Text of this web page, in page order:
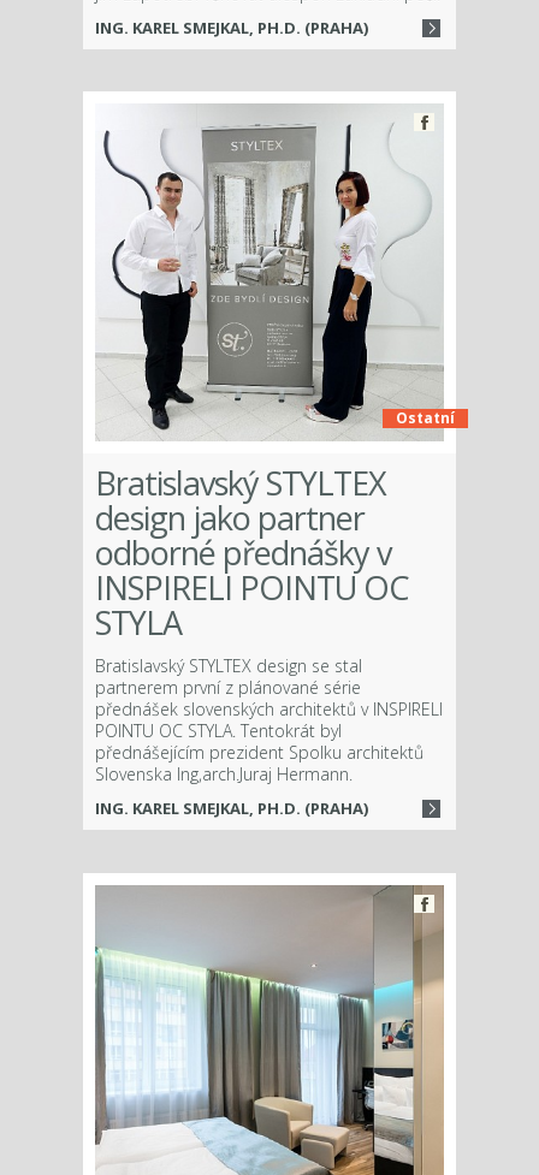
ING. KAREL SMEJKAL, PH.D. (PRAHA)
Ostatní
Bratislavský STYLTEX
design jako partner
odborné přednášky v
INSPIRELI POINTU OC
STYLA
Bratislavský STYLTEX design se stal
partnerem první z plánované série
přednášek slovenských architektů v INSPIRELI
POINTU OC STYLA. Tentokrát byl
přednášejícím prezident Spolku architektů
Slovenska Ing,arch.Juraj Hermann.
ING. KAREL SMEJKAL, PH.D. (PRAHA)